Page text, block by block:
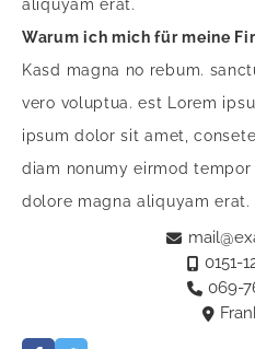
0151-
069-
aliquyam erat.
Warum ich mich für meine
Kasd magna no rebum.
vero voluptua. est Lorem
ipsum dolor sit amet,
diam nonumy eirmod
dolore magna aliquyam erat.